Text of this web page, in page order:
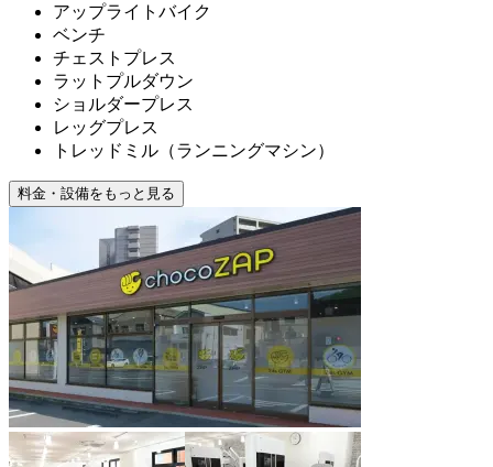
アップライトバイク
ベンチ
チェストプレス
ラットプルダウン
ショルダープレス
レッグプレス
トレッドミル（ランニングマシン）
料金・設備をもっと見る